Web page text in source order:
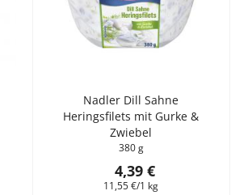
Nadler Dill Sahne
Heringsfilets mit Gurke &
Zwiebel
380 g
4,39 €
11,55 €/1 kg